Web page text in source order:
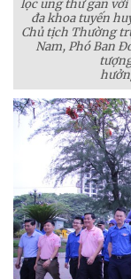
lọc ung thư gan
đa khoa tuyến
Chủ tịch Thường
Nam, Phó Ban